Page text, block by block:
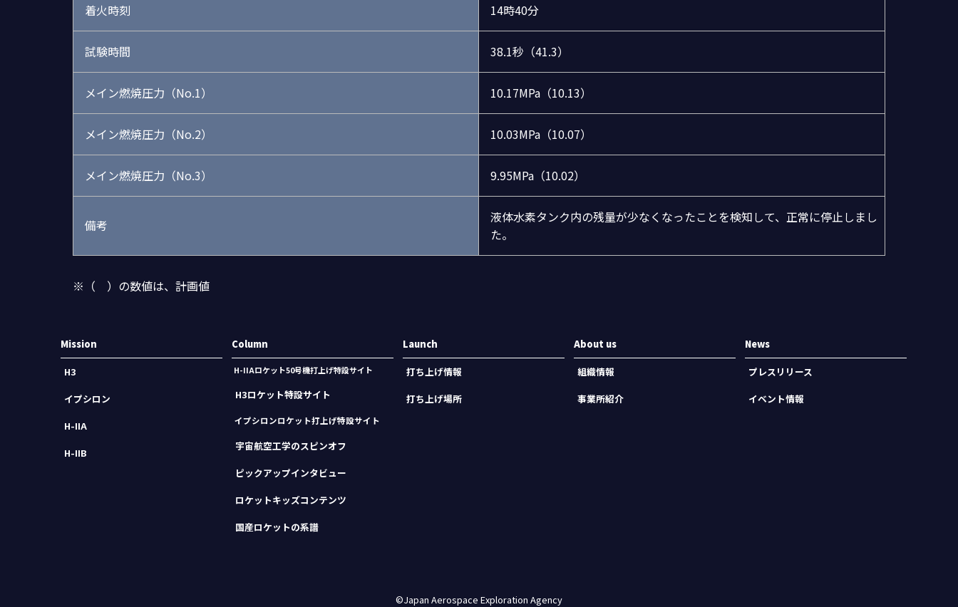
着火時刻 14時40分
試験時間 38.1秒（41.3）
メイン燃焼圧力（No.1） 10.17MPa（10.13）
メイン燃焼圧力（No.2） 10.03MPa（10.07）
メイン燃焼圧力（No.3） 9.95MPa（10.02）
備考
液体水素タンク内の残量が少なくなったことを検知して、正常に停止しまし
た。
※（ ）の数値は、計画値
Mission
H3
イプシロン
H-IIA
H-IIB
Column
H-IIAロケット50号機打上げ特設サイト
H3ロケット特設サイト
イプシロンロケット打上げ特設サイト
宇宙航空工学のスピンオフ
ピックアップインタビュー
ロケットキッズコンテンツ
国産ロケットの系譜
Launch
打ち上げ情報
打ち上げ場所
About us
組織情報
事業所紹介
News
プレスリリース
イベント情報
©Japan Aerospace Exploration Agency